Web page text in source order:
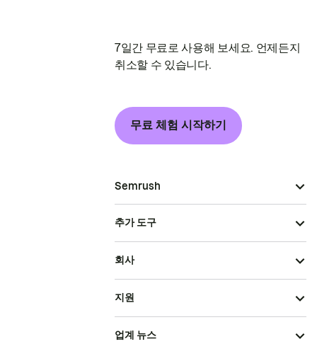
7일간 무료로 사용해 보세요. 언제든지
취소할 수 있습니다.
무료 체험 시작하기
Semrush
추가 도구
회사
지원
업계 뉴스